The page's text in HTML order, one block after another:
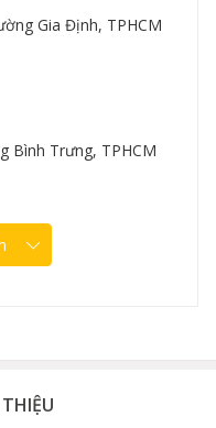
Gia Định, TPHCM
Bình Trưng, TPHCM